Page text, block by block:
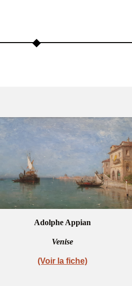
Adolphe Appian
Venise
(Voir la fiche)